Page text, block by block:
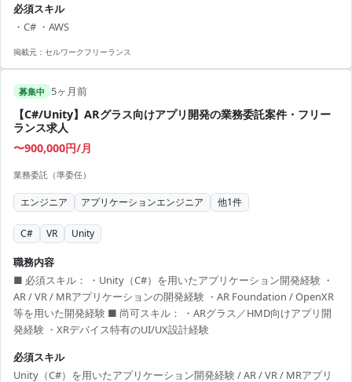
【アピールポイント】 ・C#やASP.NET Core経験を活かせる、大規模プ
ロジェクトでの参画 ・最新のクラウド技術やアジャイル開発手法の経
験を積むことが可能 ・リモートワークを基本とした柔軟な働き方が実
必須スキル
・C# ・AWS
掲載元： セルワークフリーランス
募集中 5ヶ月前
【C#/Unity】ARグラス向けアプリ開発の業務委託案件・フリー
ランス求人
〜900,000円/月
業務委託（準委任）
エンジニア アプリケーションエンジニア 他1件
C# VR Unity
職務内容
■ 必須スキル： ・Unity（C#）を用いたアプリケーション開発経験 ・
AR / VR / MRアプリケーションの開発経験 ・AR Foundation / OpenXR
等を用いた開発経験 ■ 尚可スキル： ・ARグラス／HMD向けアプリ開
発経験 ・XRデバイス特有のUI/UX設計経験
必須スキル
Unity（C#）を用いたアプリケーション開発経験 / AR / VR / MRアプリ